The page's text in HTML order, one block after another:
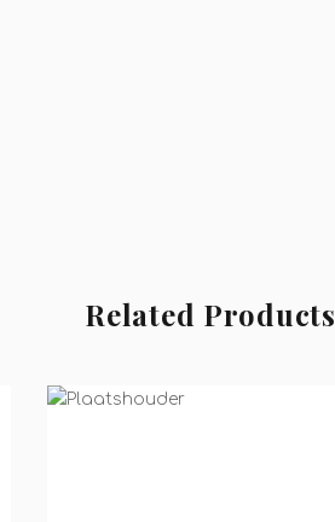
Related Products